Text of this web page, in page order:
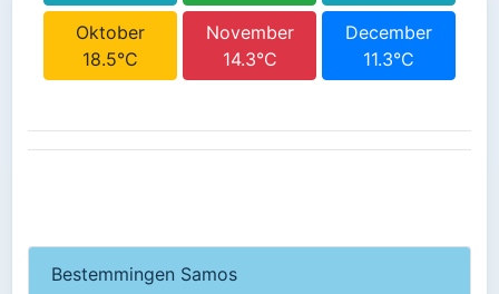
Oktober
18.5°C
November
14.3°C
December
11.3°C
Bestemmingen Samos